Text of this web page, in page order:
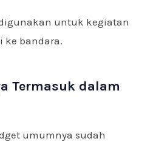
untuk kegiatan
ke bandara.
Termasuk dalam
umumnya sudah